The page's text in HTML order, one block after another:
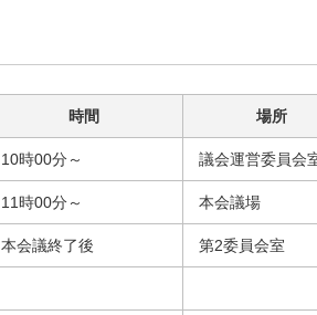
時間 場所
10時00分～ 議会運営委員会
11時00分～ 本会議場
本会議終了後 第2委員会室